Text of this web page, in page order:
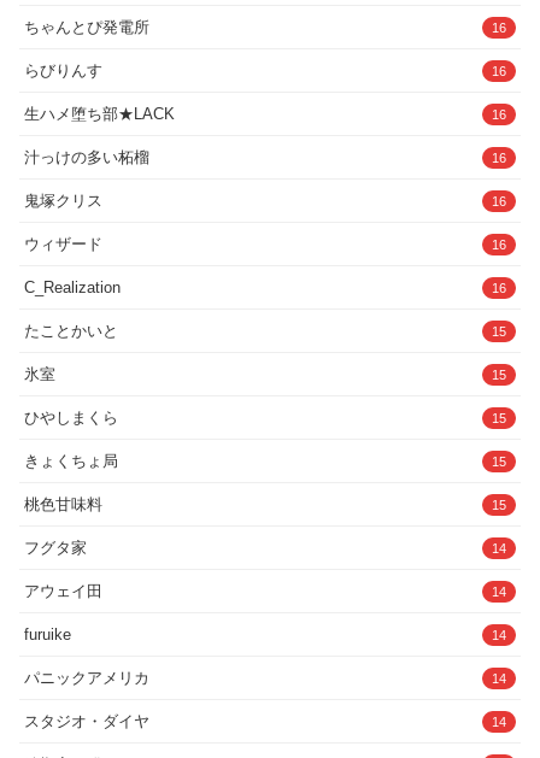
ちゃんとぴ発電所 16
らびりんす 16
生ハメ堕ち部★LACK 16
汁っけの多い柘榴 16
鬼塚クリス 16
ウィザード 16
C_Realization 16
たことかいと 15
氷室 15
ひやしまくら 15
きょくちょ局 15
桃色甘味料 15
フグタ家 14
アウェイ田 14
furuike 14
パニックアメリカ 14
スタジオ・ダイヤ 14